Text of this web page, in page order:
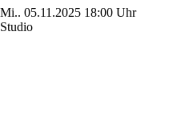
Mi.. 05.11.2025 18:00 Uhr
Studio